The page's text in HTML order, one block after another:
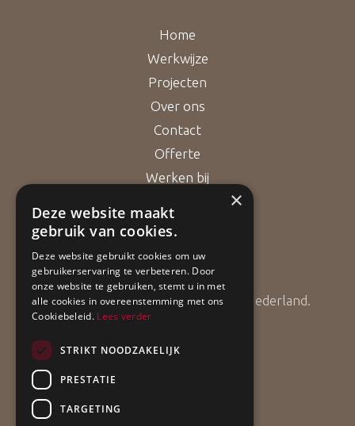
Home
Werkwijze
Projecten
Over ons
Contact
Offerte
Werken bij
Bouwgarant
ApollBouw is lid van Bouwgarant Nederland.
×
Deze website maakt
gebruik van cookies.
Deze website gebruikt cookies om uw
gebruikerservaring te verbeteren. Door
onze website te gebruiken, stemt u in met
alle cookies in overeenstemming met ons
Cookiebeleid. Lees verder
STRIKT NOODZAKELIJK
PRESTATIE
TARGETING